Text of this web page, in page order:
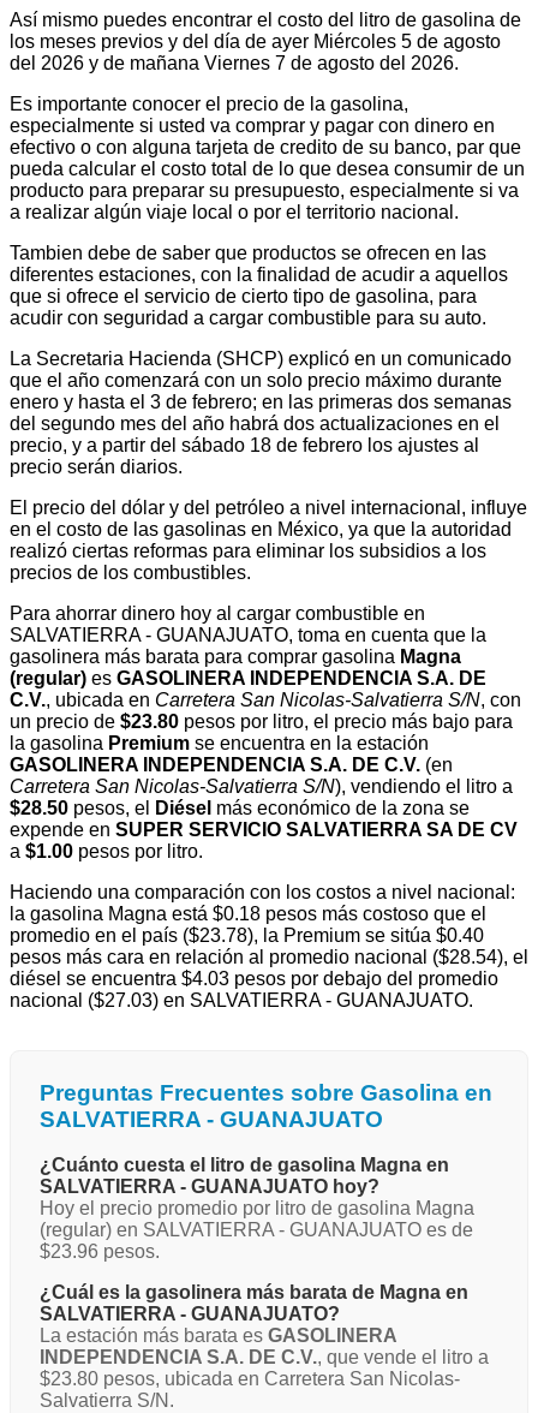
Así mismo puedes encontrar el costo del litro de gasolina de
los meses previos y del día de ayer Miércoles 5 de agosto
del 2026 y de mañana Viernes 7 de agosto del 2026.
Es importante conocer el precio de la gasolina,
especialmente si usted va comprar y pagar con dinero en
efectivo o con alguna tarjeta de credito de su banco, par que
pueda calcular el costo total de lo que desea consumir de un
producto para preparar su presupuesto, especialmente si va
a realizar algún viaje local o por el territorio nacional.
Tambien debe de saber que productos se ofrecen en las
diferentes estaciones, con la finalidad de acudir a aquellos
que si ofrece el servicio de cierto tipo de gasolina, para
acudir con seguridad a cargar combustible para su auto.
La Secretaria Hacienda (SHCP) explicó en un comunicado
que el año comenzará con un solo precio máximo durante
enero y hasta el 3 de febrero; en las primeras dos semanas
del segundo mes del año habrá dos actualizaciones en el
precio, y a partir del sábado 18 de febrero los ajustes al
precio serán diarios.
El precio del dólar y del petróleo a nivel internacional, influye
en el costo de las gasolinas en México, ya que la autoridad
realizó ciertas reformas para eliminar los subsidios a los
precios de los combustibles.
Para ahorrar dinero hoy al cargar combustible en
SALVATIERRA - GUANAJUATO, toma en cuenta que la
gasolinera más barata para comprar gasolina Magna
(regular) es GASOLINERA INDEPENDENCIA S.A. DE
C.V., ubicada en Carretera San Nicolas-Salvatierra S/N, con
un precio de $23.80 pesos por litro, el precio más bajo para
la gasolina Premium se encuentra en la estación
GASOLINERA INDEPENDENCIA S.A. DE C.V. (en
Carretera San Nicolas-Salvatierra S/N), vendiendo el litro a
$28.50 pesos, el Diésel más económico de la zona se
expende en SUPER SERVICIO SALVATIERRA SA DE CV
a $1.00 pesos por litro.
Haciendo una comparación con los costos a nivel nacional:
la gasolina Magna está $0.18 pesos más costoso que el
promedio en el país ($23.78), la Premium se sitúa $0.40
pesos más cara en relación al promedio nacional ($28.54), el
diésel se encuentra $4.03 pesos por debajo del promedio
nacional ($27.03) en SALVATIERRA - GUANAJUATO.
Preguntas Frecuentes sobre Gasolina en
SALVATIERRA - GUANAJUATO
¿Cuánto cuesta el litro de gasolina Magna en
SALVATIERRA - GUANAJUATO hoy?
Hoy el precio promedio por litro de gasolina Magna
(regular) en SALVATIERRA - GUANAJUATO es de
$23.96 pesos.
¿Cuál es la gasolinera más barata de Magna en
SALVATIERRA - GUANAJUATO?
La estación más barata es GASOLINERA
INDEPENDENCIA S.A. DE C.V., que vende el litro a
$23.80 pesos, ubicada en Carretera San Nicolas-
Salvatierra S/N.